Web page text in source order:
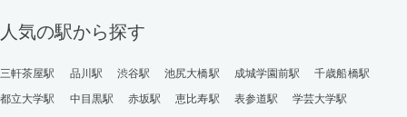
人気の駅から探す
三軒茶屋駅 品川駅 渋谷駅 池尻大橋駅 成城学園前駅
千歳船橋駅
都立大学駅
中目黒駅 赤坂駅 恵比寿駅 表参道駅
学芸大学駅